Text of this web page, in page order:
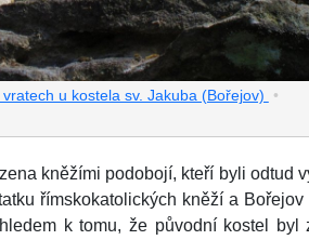
u kostela sv. Jakuba (Bořejov)
•
kněžími podobojí, kteří byli odtud
římskokatolických kněží a
k tomu, že původní kostel